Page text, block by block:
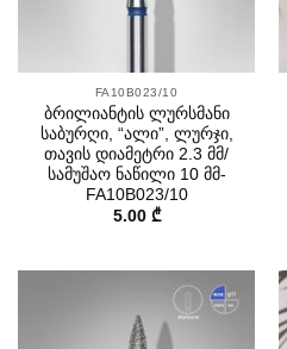
FA10B023/10
ბრილიანტის ლურსმანი
საბურღი, “ალი”, ლურჯი,
თავის დიამეტრი 2.3 მმ/
სამუშაო ნაწილი 10 მმ-
FA10B023/10
5.00 ₾